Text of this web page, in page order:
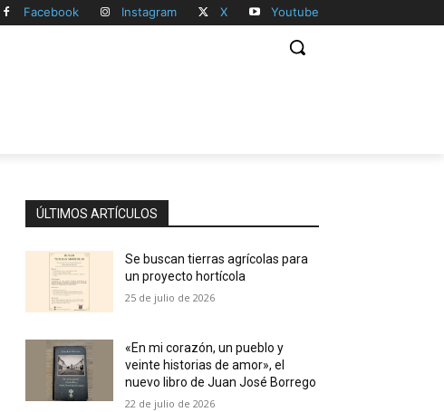
Facebook Instagram X Youtube
ÚLTIMOS ARTÍCULOS
Se buscan tierras agrícolas para
un proyecto hortícola
25 de julio de 2026
«En mi corazón, un pueblo y
veinte historias de amor», el
nuevo libro de Juan José Borrego
22 de julio de 2026